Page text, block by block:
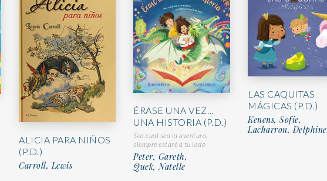
ALICIA PARA NIÑOS
(P.D.)
Carroll, Lewis
ÉRASE UNA VEZ…
UNA HISTORIA (P.D.)
Sea cual sea la aventura,
siempre estaré a tu lado
Peter, Gareth,
Quek, Natelle
LAS CAQUITAS
MÁGICAS (P.D.)
Kenens, Sofie,
Lacharron, Delphine